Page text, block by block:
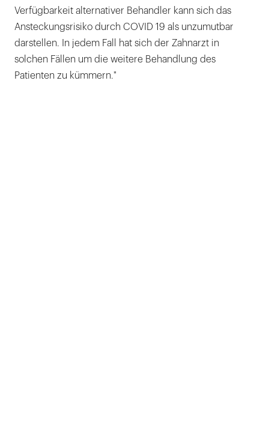
Verfügbarkeit alternativer Behandler kann sich das
Ansteckungsrisiko durch COVID 19 als unzumutbar
darstellen. In jedem Fall hat sich der Zahnarzt in
solchen Fällen um die weitere Behandlung des
Patienten zu kümmern."